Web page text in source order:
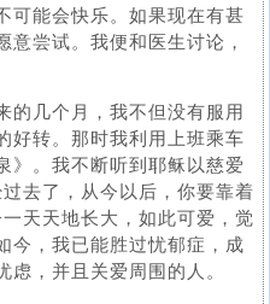
可能会快乐。如果现在有甚
意尝试。我便和医生讨论，
的几个月，我不但没有服用
好转。那时我利用上班乘车
》。我不断听到耶稣以慈爱
去了，从今以后，你要靠着
天天地长大，如此可爱，觉
今，我已能胜过忧郁症，成
虑，并且关爱周围的人。